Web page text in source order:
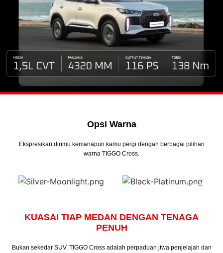
Opsi Warna
Ekspresikan dirimu kemanapun kamu pergi dengan berbagai pilihan
warna TIGGO Cross.
KUASAI TIAP MEDAN DENGAN TENAGA
PENUH
Bukan sekedar SUV, TIGGO Cross adalah perpaduan jiwa penjelajah dan